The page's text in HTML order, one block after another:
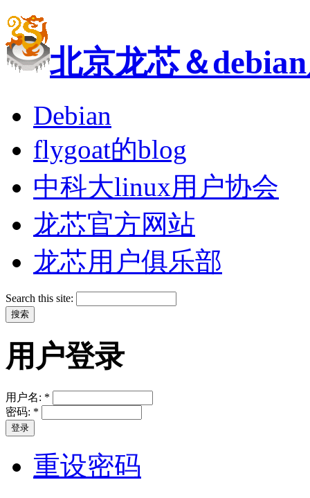
北京龙芯＆
Debian
flygoat的blog
中科大linux用户协会
龙芯官方网站
龙芯用户俱乐部
Search this site:
用户登录
用户名: *
密码: *
重设密码